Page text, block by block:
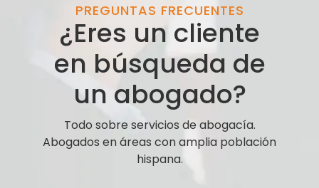
PREGUNTAS FRECUENTES
¿Eres un cliente
en búsqueda de
un abogado?
Todo sobre servicios de abogacía.
Abogados en áreas con amplia población
hispana.